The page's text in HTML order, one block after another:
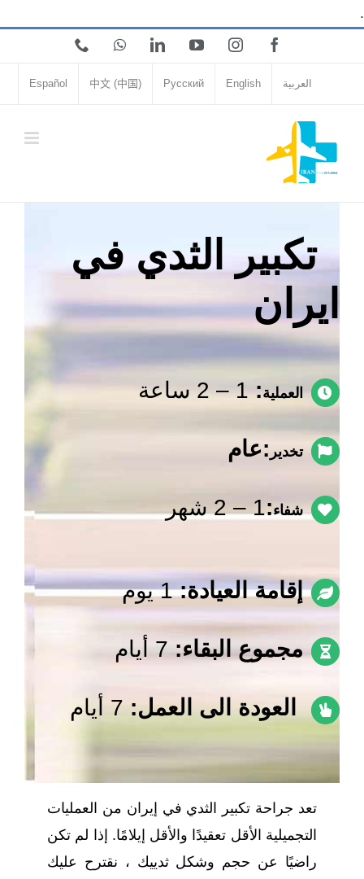
.
Facebook
Instagram
YouTube
LinkedIn
WhatsApp
Phone
العربية English
Русский
中文 (中国)
Español
تكبير الثدي في
ايران
العملية:1 – 2 ساعة
تخدير :عام
شفاء:1 – 2 شهر
إقامة العيادة:1 يوم
مجموع البقاء:7 أيام
العودة الى العمل:7 أيام
تعد جراحة تكبير الثدي في إيران من العمليات
التجميلية الأقل تعقيدًا والأقل إيلامًا. إذا لم تكن
راضيًا عن حجم وشكل ثدييك ، نقترح عليك